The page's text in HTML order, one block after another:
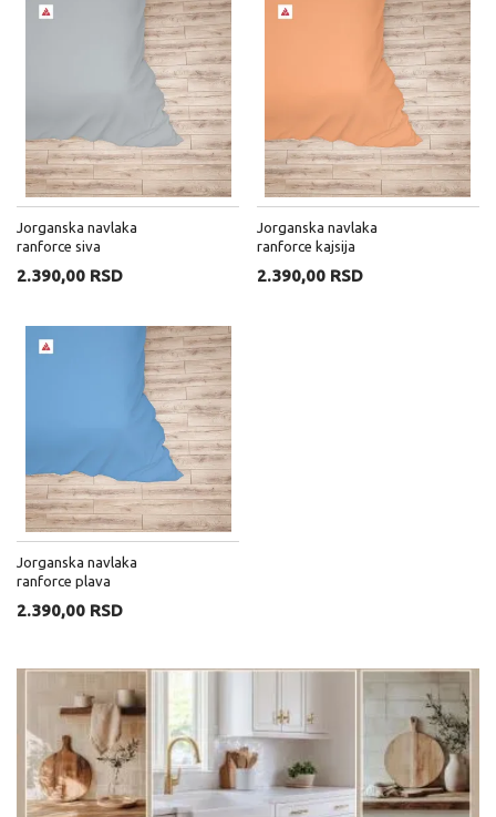
Jorganska navlaka
ranforce siva
2.390,00 RSD
Jorganska navlaka
ranforce kajsija
2.390,00 RSD
Jorganska navlaka
ranforce plava
2.390,00 RSD